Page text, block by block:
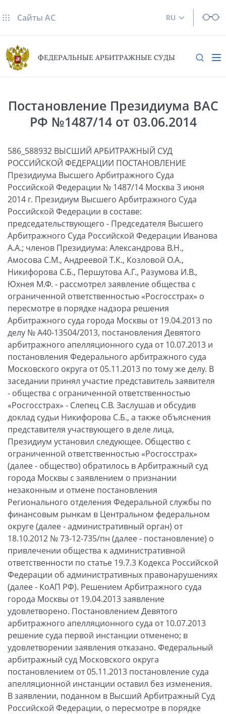
RU
Сайты AC
ФЕДЕРАЛЬНЫЕ АРБИТРАЖНЫЕ СУДЫ
Постановление Президиума ВАС
РФ №1487/14 от 03.06.2014
586_588932 ВЫСШИЙ АРБИТРАЖНЫЙ СУД
РОССИЙСКОЙ ФЕДЕРАЦИИ ПОСТАНОВЛЕНИЕ
Президиума Высшего Арбитражного Суда
Российской Федерации № 1487/14 Москва 3 июня
2014 г. Президиум Высшего Арбитражного Суда
Российской Федерации в составе:
председательствующего - Председателя Высшего
Арбитражного Суда Российской Федерации Иванова
А.А.; членов Президиума: Александрова В.Н.,
Амосова С.М., Андреевой Т.К., Козловой О.А.,
Никифорова С.Б., Першутова А.Г., Разумова И.В.,
Юхнея М.Ф. - рассмотрел заявление общества с
ограниченной ответственностью «Росгосстрах» о
пересмотре в порядке надзора решения
Арбитражного суда города Москвы от 19.04.2013 по
делу № А40-13504/2013, постановления Девятого
арбитражного апелляционного суда от 10.07.2013 и
постановления Федерального арбитражного суда
Московского округа от 05.11.2013 по тому же делу. В
заседании принял участие представитель заявителя
- общества с ограниченной ответственностью
«Росгосстрах» - Слепец С.В. Заслушав и обсудив
доклад судьи Никифорова С.Б., а также объяснения
представителя участвующего в деле лица,
Президиум установил следующее. Общество с
ограниченной ответственностью «Росгосстрах»
(далее - общество) обратилось в Арбитражный суд
города Москвы с заявлением о признании
незаконным и отмене постановления
Регионального отделения Федеральной службы по
финансовым рынкам в Центральном федеральном
округе (далее - административный орган) от
18.10.2012 № 73-12-735/пн (далее - постановление) о
привлечении общества к административной
ответственности по статье 19.7.3 Кодекса Российской
Федерации об административных правонарушениях
(далее - КоАП РФ). Решением Арбитражного суда
города Москвы от 19.04.2013 заявление
удовлетворено. Постановлением Девятого
арбитражного апелляционного суда от 10.07.2013
решение суда первой инстанции отменено; в
удовлетворении заявления отказано. Федеральный
арбитражный суд Московского округа
постановлением от 05.11.2013 постановление суда
апелляционной инстанции оставил без изменения.
В заявлении, поданном в Высший Арбитражный Суд
Российской Федерации, о пересмотре в порядке